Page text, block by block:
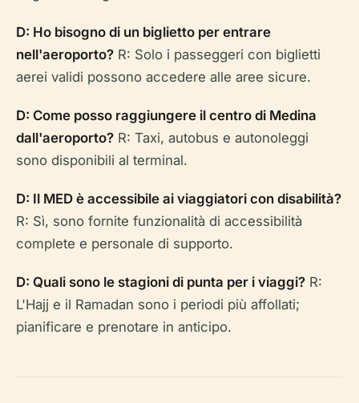
D: Ho bisogno di un biglietto per entrare
nell'aeroporto? R: Solo i passeggeri con biglietti
aerei validi possono accedere alle aree sicure.
D: Come posso raggiungere il centro di Medina
dall'aeroporto? R: Taxi, autobus e autonoleggi
sono disponibili al terminal.
D: Il MED è accessibile ai viaggiatori con disabilità?
R: Sì, sono fornite funzionalità di accessibilità
complete e personale di supporto.
D: Quali sono le stagioni di punta per i viaggi? R:
L'Hajj e il Ramadan sono i periodi più affollati;
pianificare e prenotare in anticipo.